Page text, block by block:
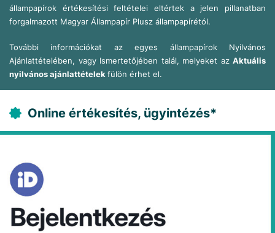
állampapírok értékesítési feltételei eltértek a jelen pillanatban
forgalmazott Magyar Állampapír Plusz állampapírétól.
További információkat az egyes állampapírok Nyilvános
Ajánlattételében, vagy Ismertetőjében talál, melyeket az Aktuális
nyilvános ajánlattételek fülön érhet el.
Online értékesítés, ügyintézés*